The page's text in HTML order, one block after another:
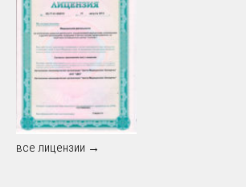
все лицензии →